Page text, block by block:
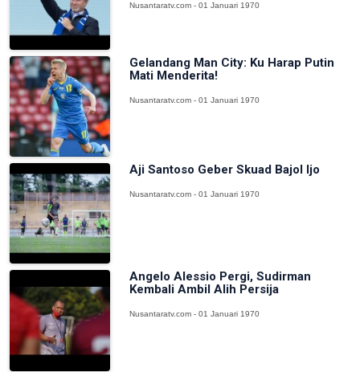
Nusantaratv.com - 01 Januari 1970
Gelandang Man City: Ku Harap Putin
Mati Menderita!
Nusantaratv.com - 01 Januari 1970
Aji Santoso Geber Skuad Bajol Ijo
Nusantaratv.com - 01 Januari 1970
Angelo Alessio Pergi, Sudirman
Kembali Ambil Alih Persija
Nusantaratv.com - 01 Januari 1970